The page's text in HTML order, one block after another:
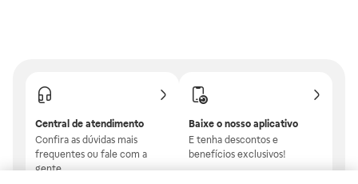
Central de atendimento
Confira as dúvidas mais
frequentes ou fale com a
gente.
Baixe o nosso aplicativo
E tenha descontos e
benefícios exclusivos!